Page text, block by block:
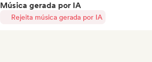
Música gerada por IA
Rejeita música gerada por IA